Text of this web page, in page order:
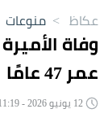
عكاظ > منوعات
وفاة
عمر 47 عامًا